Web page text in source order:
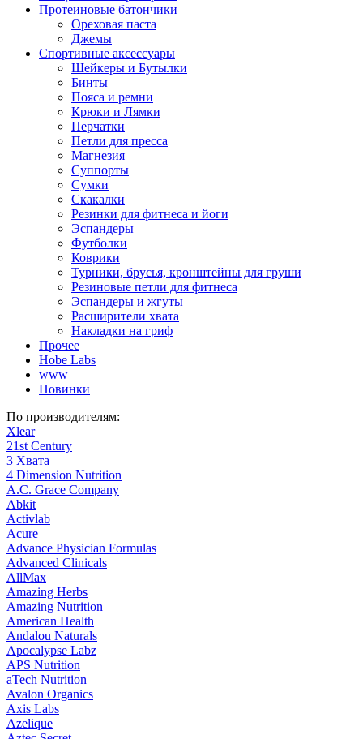
Протеиновые батончики
Ореховая паста
Джемы
Спортивные аксессуары
Шейкеры и Бутылки
Бинты
Пояса и ремни
Крюки и Лямки
Перчатки
Петли для пресса
Магнезия
Суппорты
Сумки
Скакалки
Резинки для фитнеса и йоги
Эспандеры
Футболки
Коврики
Турники, брусья, кронштейны для груши
Резиновые петли для фитнеса
Эспандеры и жгуты
Расширители хвата
Накладки на гриф
Прочее
Hobe Labs
www
Новинки
По производителям:
Xlear
21st Century
3 Хвата
4 Dimension Nutrition
A.C. Grace Company
Abkit
Activlab
Acure
Advance Physician Formulas
Advanced Clinicals
AllMax
Amazing Herbs
Amazing Nutrition
American Health
Andalou Naturals
Apocalypse Labz
APS Nutrition
aTech Nutrition
Avalon Organics
Axis Labs
Azelique